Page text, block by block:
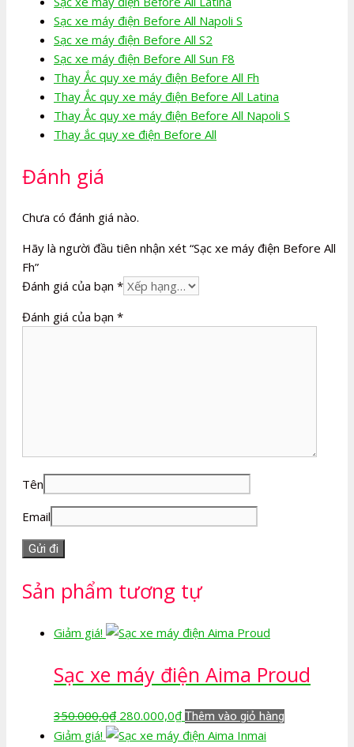
Sạc xe máy điện Before All Napoli S
Sạc xe máy điện Before All S2
Sạc xe máy điện Before All Sun F8
Thay Ắc quy xe máy điện Before All Fh
Thay Ắc quy xe máy điện Before All Latina
Thay Ắc quy xe máy điện Before All Napoli S
Thay ắc quy xe điện Before All
Đánh giá
Chưa có đánh giá nào.
Hãy là người đầu tiên nhận xét “Sạc xe máy điện Before All
Fh”
Đánh giá của bạn *
Đánh giá của bạn *
Tên
Email
Sản phẩm tương tự
Giảm giá!
Sạc xe máy điện Aima Proud
350.000,0₫ Giá
gốc
280.000,0₫Giá
hiện
Thêm vào giỏ hàng
Giảm giá!